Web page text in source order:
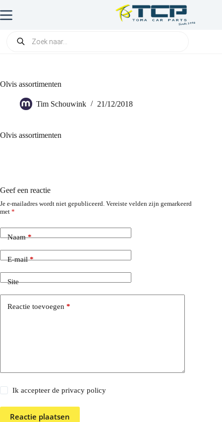
Olvis assortimenten
Tim Schouwink 21/12/2018
Olvis assortimenten
Geef een reactie
Je e-mailadres wordt niet gepubliceerd. Vereiste velden zijn gemarkeerd
met *
Naam*
E-mail*
Site
Reactie toevoegen *
Ik accepteer de privacy policy
Reactie plaatsen